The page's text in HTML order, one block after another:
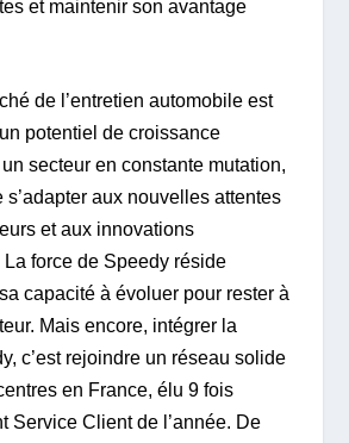
et maintenir son avantage
de l’entretien automobile est
potentiel de croissance
un secteur en constante mutation,
s’adapter aux nouvelles attentes
et aux innovations
force de Speedy réside
capacité à évoluer pour rester à
Mais encore, intégrer la
c’est rejoindre un réseau solide
en France, élu 9 fois
Service Client de l’année. De